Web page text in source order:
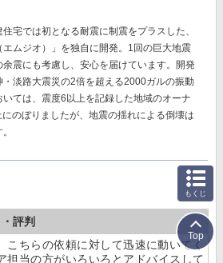
宅では初となる耐震に制震をプラスした、
ムジオ）」を独自に開発。 1回の巨大地震
震にも考慮し、安心を届けています。開発
淡路大震災の2倍を超える2000ガルの振動
ては、震度6以上を記録した地域のオーナ
のぼりましたが、地震の揺れによる倒壊は
評判
こちらの依頼に対して迅速に動いてく
担当の方がいろいろとアドバイスして
もくじ
Top